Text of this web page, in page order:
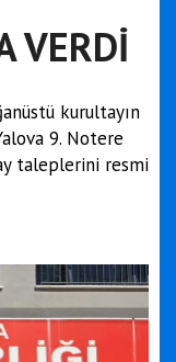
VERDİ
kurultayın
9. Notere
taleplerini resmi